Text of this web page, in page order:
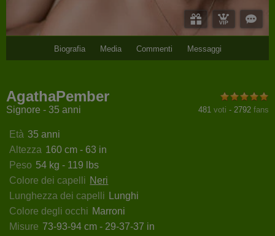
Biografia Media Commenti Messaggi
481 voti - 2792 fans
AgathaPember
Signore - 35 anni
Età 35 anni
Altezza 160 cm - 63 in
Peso 54 kg - 119 lbs
Colore dei capelli Neri
Lunghezza dei capelli Lunghi
Colore degli occhi Marroni
Misure 73-93-94 cm - 29-37-37 in